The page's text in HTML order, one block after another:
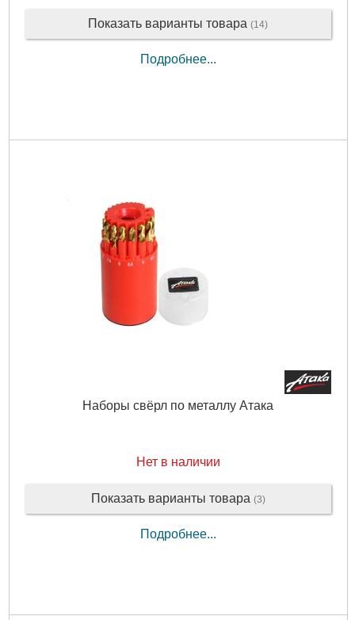
Показать варианты товара (14)
Подробнее...
Наборы свёрл по металлу Атака
Нет в наличии
Показать варианты товара (3)
Подробнее...